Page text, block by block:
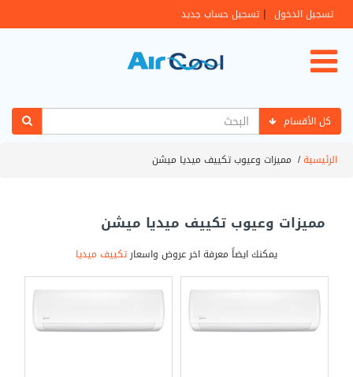
تسجيل الدخول | تسجيل حساب جديد
كل الأقسام
الرئيسية/ مميزات وعيوب تكييف ميديا ميشن
مميزات وعيوب تكييف ميديا ميشن
يمكنك ايضاً معرفة اخر عروض واسعارتكييف ميديا